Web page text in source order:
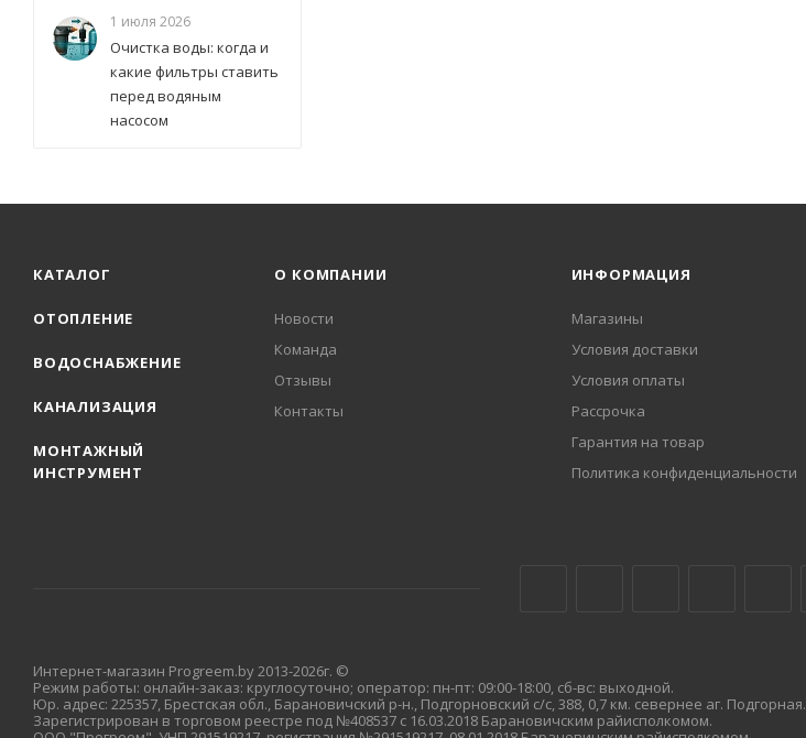
1 июля 2026
Очистка воды: когда и
какие фильтры ставить
перед водяным
насосом
КАТАЛОГ
ОТОПЛЕНИЕ
ВОДОСНАБЖЕНИЕ
КАНАЛИЗАЦИЯ
МОНТАЖНЫЙ
ИНСТРУМЕНТ
О КОМПАНИИ
Новости
Команда
Отзывы
Контакты
ИНФОРМАЦИЯ
Магазины
Условия доставки
Условия оплаты
Рассрочка
Гарантия на товар
Политика конфиденциальности
Интернет-магазин Progreem.by 2013-2026г. ©
Режим работы: онлайн-заказ: круглосуточно; оператор: пн-пт: 09:00-18:00, сб-вс: выходной.
Юр. адрес: 225357, Брестская обл., Барановичский р-н., Подгорновский с/с, 388, 0,7 км. севернее аг. Подгорная.
Зарегистрирован в торговом реестре под №408537 с 16.03.2018 Барановичским райисполкомом.